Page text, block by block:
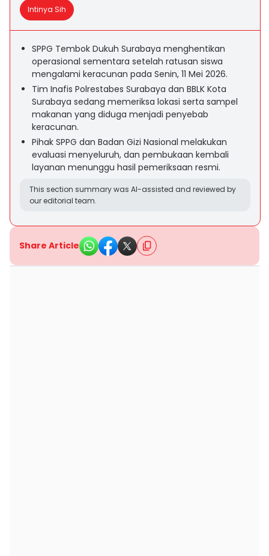
Intinya Sih
SPPG Tembok Dukuh Surabaya menghentikan
operasional sementara setelah ratusan siswa
mengalami keracunan pada Senin, 11 Mei 2026.
Tim Inafis Polrestabes Surabaya dan BBLK Kota
Surabaya sedang memeriksa lokasi serta sampel
makanan yang diduga menjadi penyebab
keracunan.
Pihak SPPG dan Badan Gizi Nasional melakukan
evaluasi menyeluruh, dan pembukaan kembali
layanan menunggu hasil pemeriksaan resmi.
This section summary was AI-assisted and reviewed by
our editorial team.
Share Article